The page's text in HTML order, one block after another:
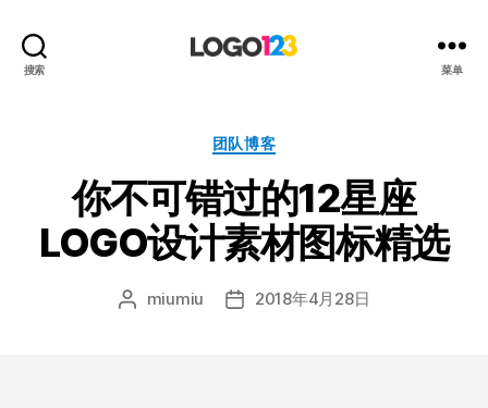
搜索
设
计
博
客
菜单
分
团队博客
你不可错过的12星座
LOGO设计素材图标精选
文 miumiu
发 2018年4月28日